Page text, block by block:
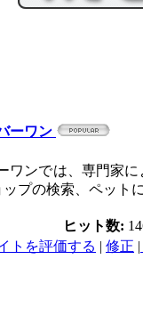
ーワン
ワンでは、専門家
プの検索、ペット
ヒット数:
トを評価する | 修正 |